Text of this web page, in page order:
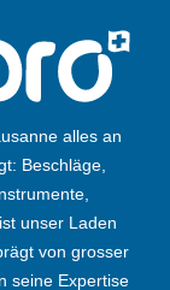
alles an
Beschläge,
unser Laden
von grosser
seine Expertise